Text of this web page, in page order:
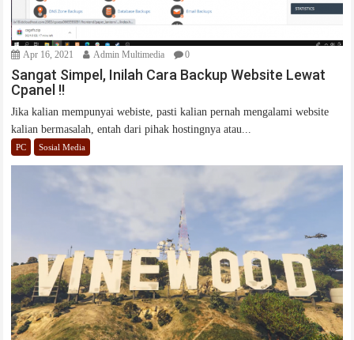
Apr 16, 2021 Admin Multimedia 0
Sangat Simpel, Inilah Cara Backup Website Lewat
Cpanel !!
Jika kalian mempunyai webiste, pasti kalian pernah mengalami website
kalian bermasalah, entah dari pihak hostingnya atau...
PC Sosial Media